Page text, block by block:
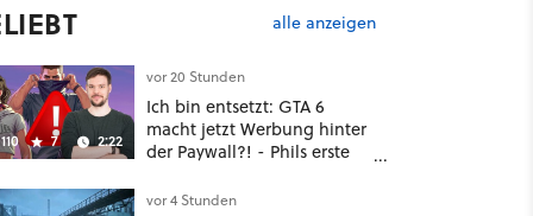
alle anzeigen
7 2:22
vor 20 Stunden
Ich bin entsetzt: GTA 6
macht jetzt Werbung hinter
der Paywall?! - Phils erste
Deal
vor 4 Stunden